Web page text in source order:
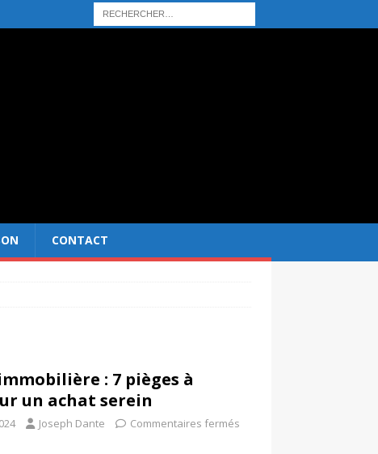
CONTACT
: 7 pièges à
un achat serein
Joseph Dante Commentaires fermés